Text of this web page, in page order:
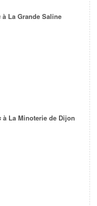
à La Grande Saline
à La Minoterie de Dijon